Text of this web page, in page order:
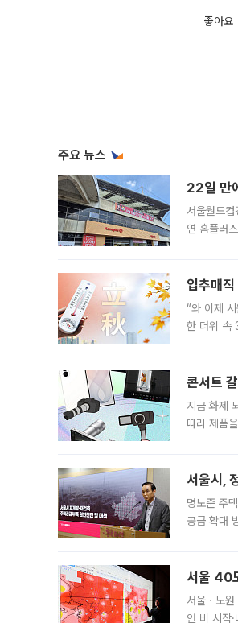
좋아요
주요 뉴스
22일 만
서울월드
연 홈플러
입추매
“와 이제
한 더위 속
콘서트
지금 화제
따라 제품
서울시,
명노준 주
공급 확대
서울 40
서울ㆍ노
안 비 시작